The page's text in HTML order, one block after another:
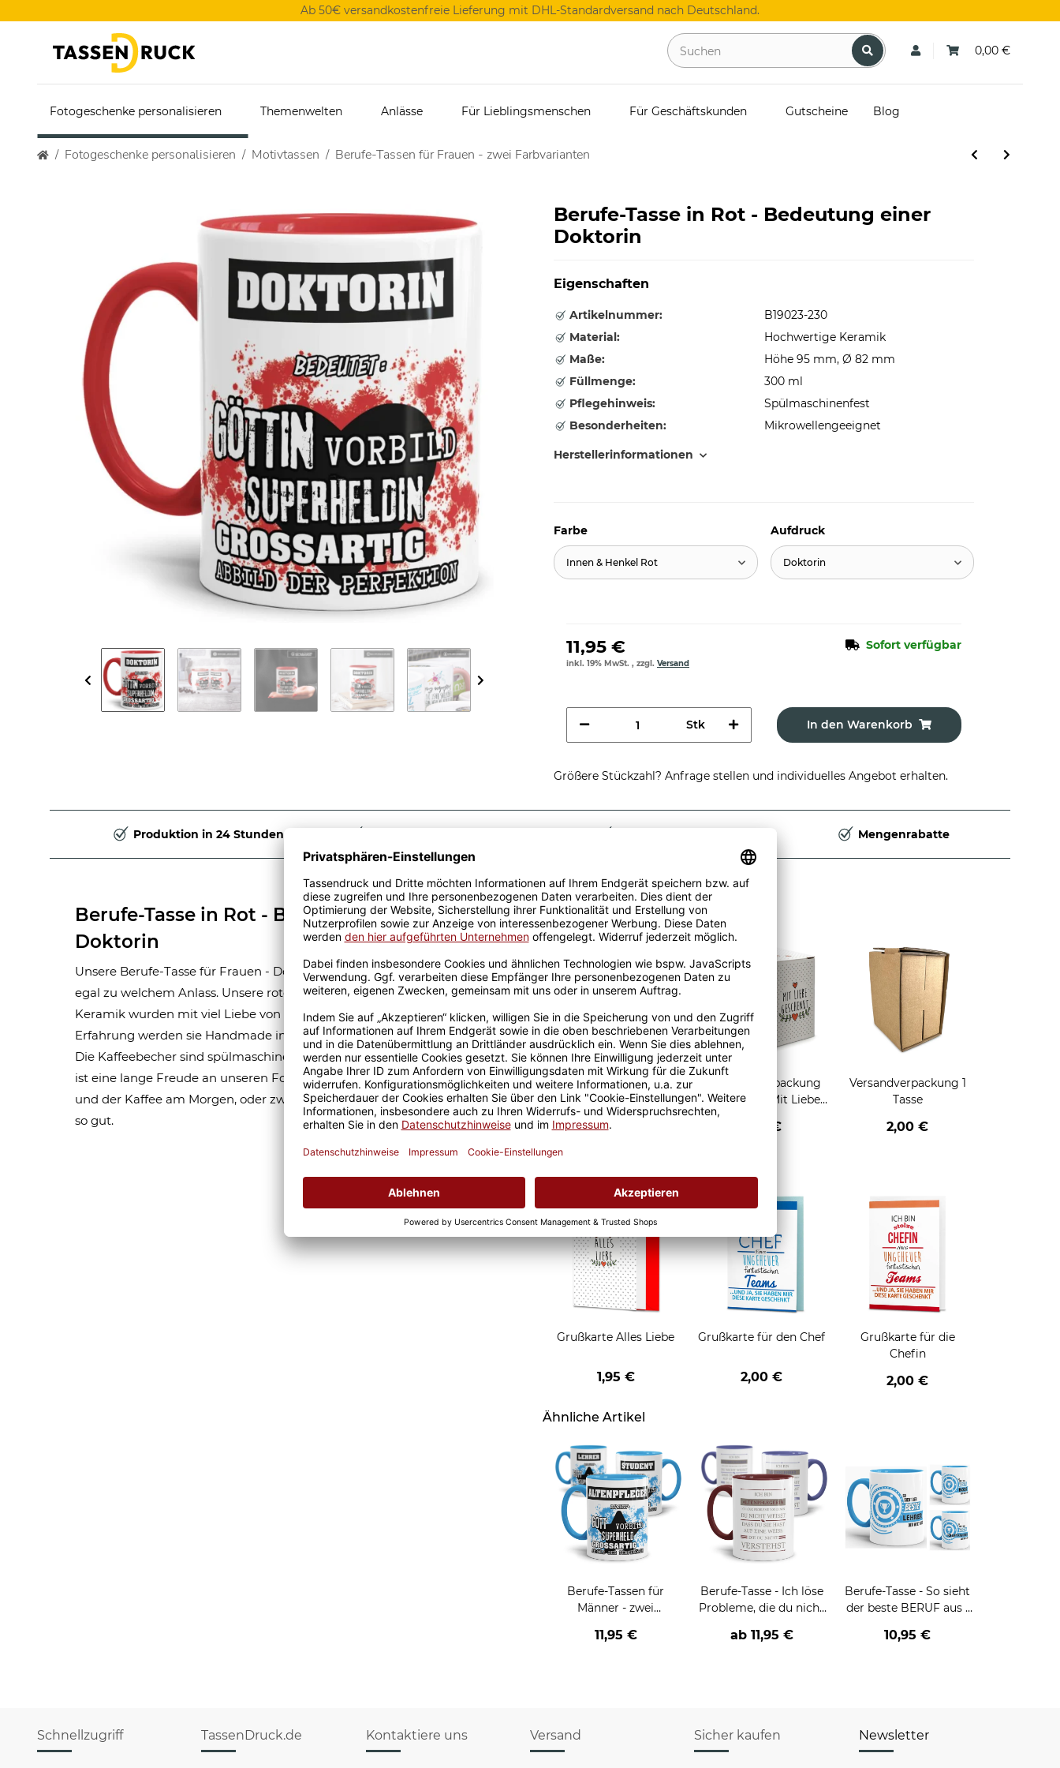
Ab 50€ versandkostenfreie Lieferung mit DHL-Standardversand nach Deutschland.
0,00 €
Fotogeschenke personalisieren Themenwelten Anlässe Für Lieblingsmenschen Für Geschäftskunden Gutscheine Blog
Fotogeschenke personalisieren Motivtassen Berufe-Tassen für Frauen - zwei Farbvarianten
Berufe-Tasse in Rot - Bedeutung einer
Doktorin
Eigenschaften
Artikelnummer:
B19023-230
Material:
Hochwertige Keramik
Maße:
Höhe 95 mm, Ø 82 mm
Füllmenge:
300 ml
Pflegehinweis:
Spülmaschinenfest
Besonderheiten:
Mikrowellengeeignet
Herstellerinformationen
Farbe
Innen & Henkel Rot
Aufdruck
Doktorin
11,95 € Sofort verfügbar
inkl. 19% MwSt. , zzgl. Versand
Stk In den Warenkorb
Größere Stückzahl? Anfrage stellen und individuelles Angebot erhalten.
Produktion in 24 Stunden Mengenrabatte
Berufe-Tasse in Rot - Bedeutung einer
Doktorin
Unsere Berufe-Tasse für Frauen - Doktorin - ist eine tolle Geschenkidee,
egal zu welchem Anlass. Unsere roten Berufe-Tassen aus hochwertiger
Keramik wurden mit viel Liebe von unserem Grafik-Team designt. Mit viel
Erfahrung werden sie Handmade in unserer eigenen Produktion bedruckt.
Die Kaffeebecher sind spülmaschinen- und mikrowellen geeignet. Somit
ist eine lange Freude an unseren Fototassen und Motivtassen garantiert
und der Kaffee am Morgen, oder zwischendurch, schmeckt gleich nochmal
so gut.
Passende Verpackungen
Geschenkverpackung 1
Tasse mit Fenster
2,50 €
Geschenkverpackung
für Tassen - Mit Liebe
2,95 €
Versandverpackung 1
Tasse
2,00 €
Grußkarten zum Verschenken
Grußkarte Alles Liebe
1,95 €
Grußkarte für den Chef
2,00 €
Grußkarte für die
Chefin
2,00 €
Ähnliche Artikel
Berufe-Tassen für
Männer - zwei
11,95 €
Berufe-Tasse - Ich löse
Probleme, die du nicht
verschiedene Berufe
ab 11,95 €
Berufe-Tasse - So sieht
der beste BERUF aus -
Männer - Hellblau
10,95 €
Schnellzugriff TassenDruck.de Kontaktiere uns Versand Sicher kaufen Newsletter